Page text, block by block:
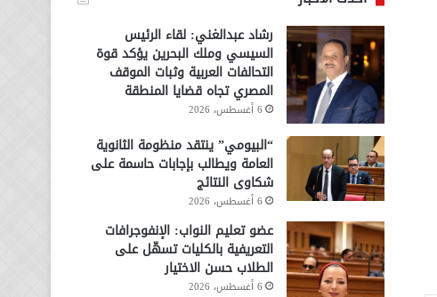
رشاد عبدالغني: لقاء الرئيس
السيسي وملك البحرين يؤكد قوة
التحالفات العربية وثبات الموقف
المصري تجاه قضايا المنطقة
6 أغسطس، 2026
“البيومي” ينتقد منظومة الثانوية
العامة ويطالب بإجابات حاسمة على
شكاوى النتائج
6 أغسطس، 2026
عضو تعليم النواب: الإنفوجرافات
التعريفية بالكليات تسهّل على
الطلاب حسن الاختيار
6 أغسطس، 2026